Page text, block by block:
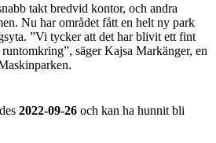
takt bredvid kontor, och andra
Nu har området fått en helt ny park
”Vi tycker att det har blivit ett fint
säger Kajsa Markänger, en
2022-09-26 och kan ha hunnit bli